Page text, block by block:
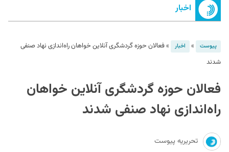
اخبار
پیوست » اخبار »فعالان حوزه گردشگری آنلاین خواهان راه‌اندازی نهاد صنفی
شدند
فعالان حوزه گردشگری آنلاین خواهان
راه‌اندازی نهاد صنفی شدند
تحریریه پیوست